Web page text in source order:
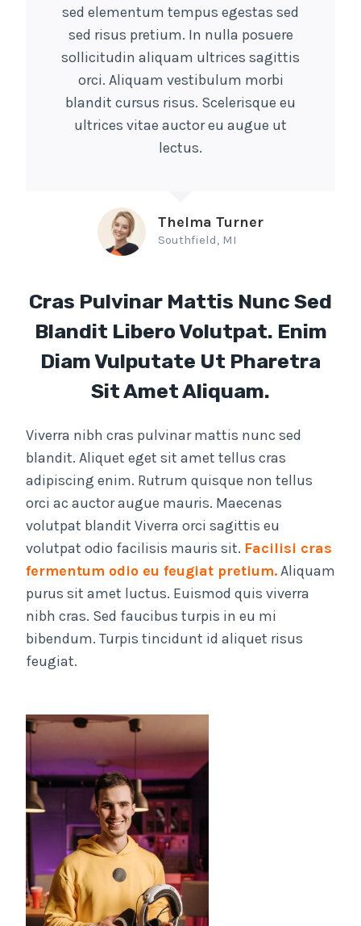
sed elementum tempus egestas sed
sed risus pretium. In nulla posuere
sollicitudin aliquam ultrices sagittis
orci. Aliquam vestibulum morbi
blandit cursus risus. Scelerisque eu
ultrices vitae auctor eu augue ut
lectus.
Thelma Turner
Southfield, MI
Cras Pulvinar Mattis Nunc Sed
Blandit Libero Volutpat. Enim
Diam Vulputate Ut Pharetra
Sit Amet Aliquam.
Viverra nibh cras pulvinar mattis nunc sed
blandit. Aliquet eget sit amet tellus cras
adipiscing enim. Rutrum quisque non tellus
orci ac auctor augue mauris. Maecenas
volutpat blandit Viverra orci sagittis eu
volutpat odio facilisis mauris sit. Facilisi cras
fermentum odio eu feugiat pretium.Aliquam
purus sit amet luctus. Euismod quis viverra
nibh cras. Sed faucibus turpis in eu mi
bibendum. Turpis tincidunt id aliquet risus
feugiat.